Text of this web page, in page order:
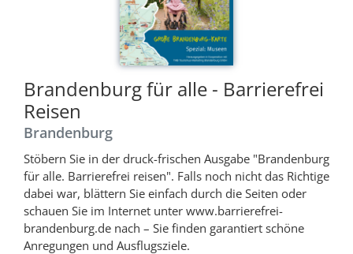
Brandenburg für alle - Barrierefrei
Reisen
Brandenburg
Stöbern Sie in der druck-frischen Ausgabe "Brandenburg
für alle. Barrierefrei reisen". Falls noch nicht das Richtige
dabei war, blättern Sie einfach durch die Seiten oder
schauen Sie im Internet unter www.barrierefrei-
brandenburg.de nach – Sie finden garantiert schöne
Anregungen und Ausflugsziele.